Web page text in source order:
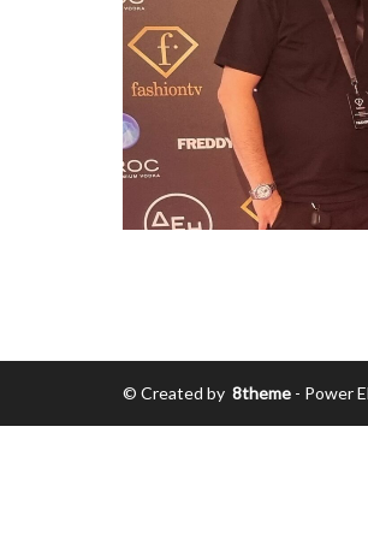
© Created by 8theme - Power